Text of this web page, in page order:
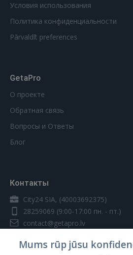
Условия использования
Политика конфиденциальности
Pārvaldīt preferences
GetaPro
О проекте
Обратная связь
Вопросы и Ответы
Блог
Контакты
City24 SIA, (40003692375)
28259069 (9:00-17:00 пн. - пт.)
contact@getapro.lv
Mums rūp jūsu